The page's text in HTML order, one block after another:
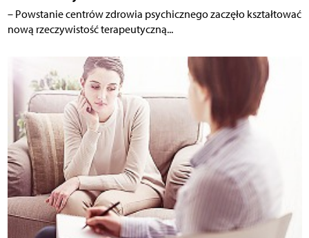
– Powstanie centrów zdrowia psychicznego zaczęło kształtować
nową rzeczywistość terapeutyczną...